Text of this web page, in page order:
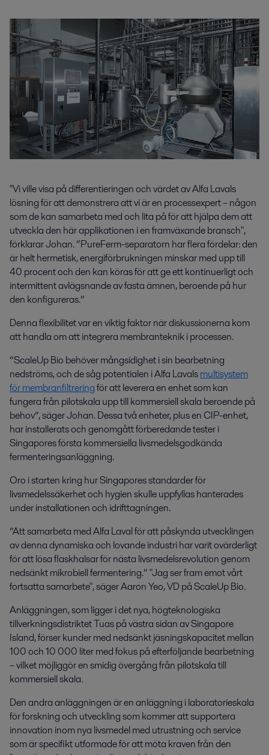
"Vi ville visa på differentieringen och värdet av Alfa Lavals
lösning för att demonstrera att vi är en processexpert – någon
som de kan samarbeta med och lita på för att hjälpa dem att
utveckla den här applikationen i en framväxande bransch",
förklarar Johan. “PureFerm-separatorn har flera fördelar: den
är helt hermetisk, energiförbrukningen minskar med upp till
40 procent och den kan köras för att ge ett kontinuerligt och
intermittent avlägsnande av fasta ämnen, beroende på hur
den konfigureras.”
Denna flexibilitet var en viktig faktor när diskussionerna kom
att handla om att integrera membranteknik i processen.
”ScaleUp Bio behöver mångsidighet i sin bearbetning
nedströms, och de såg potentialen i Alfa Lavalsmultisystem
för membranfiltreringför att leverera en enhet som kan
fungera från pilotskala upp till kommersiell skala beroende på
behov”, säger Johan.Dessa två enheter, plus en CIP-enhet,
har installerats och genomgått förberedande tester i
Singapores första kommersiella livsmedelsgodkända
fermenteringsanläggning.
Oro i starten kring hur Singapores standarder för
livsmedelssäkerhet och hygien skulle uppfyllas hanterades
under installationen och idrifttagningen.
”Att samarbeta med Alfa Laval för att påskynda utvecklingen
av denna dynamiska och lovande industri har varit ovärderligt
för att lösa flaskhalsar för nästa livsmedelsrevolution genom
nedsänkt mikrobiell fermentering.“ "Jag ser fram emot vårt
fortsatta samarbete", säger Aaron Yeo, VD på ScaleUp Bio.
Anläggningen, som ligger i det nya, högteknologiska
tillverkningsdistriktet Tuas på västra sidan av Singapore
Island, förser kunder med nedsänkt jäsningskapacitet mellan
100 och 10 000 liter med fokus på efterföljande bearbetning
– vilket möjliggör en smidig övergång från pilotskala till
kommersiell skala.
Den andra anläggningen är en anläggning i laboratorieskala
för forskning och utveckling som kommer att supportera
innovation inom nya livsmedel med utrustning och service
som är specifikt utformade för att möta kraven från den